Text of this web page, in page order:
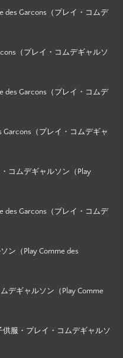
des Garcons（プレイ・コムデ
（プレイ・コムデギャルソ
des Garcons（プレイ・コムデ
（プレイ・コムデギャ
コムデギャルソン（Play
des Garcons（プレイ・コムデ
ン（Play Comme des
デギャルソン（Play Comme
供服・プレイ・コムデギャルソ